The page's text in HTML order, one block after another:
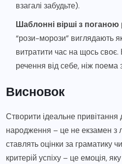
взагалі забудьте).
Шаблонні вірші з
“рози-морози” виглядають
витратити час на щось
речення від себе, ніж поема
Висновок
Створити ідеальне
народження – це не екзамен з
ставлять оцінки за граматику
критерій успіху – це емоція,